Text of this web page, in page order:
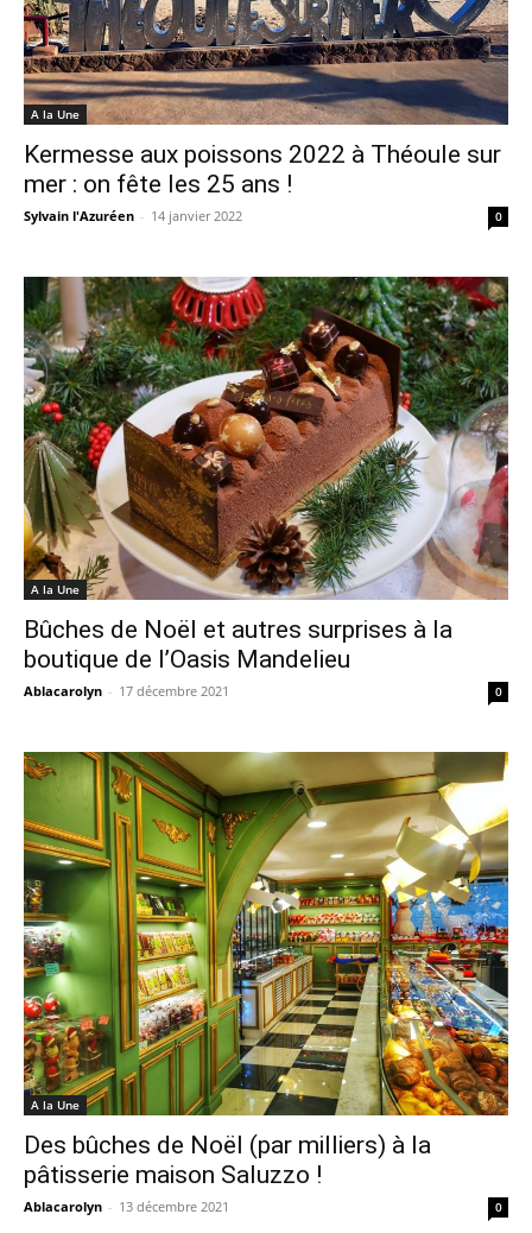
A la Une
Kermesse aux poissons 2022 à Théoule sur
mer : on fête les 25 ans !
Sylvain l'Azuréen - 14 janvier 2022 0
A la Une
Bûches de Noël et autres surprises à la
boutique de l’Oasis Mandelieu
Ablacarolyn - 17 décembre 2021 0
A la Une
Des bûches de Noël (par milliers) à la
pâtisserie maison Saluzzo !
Ablacarolyn - 13 décembre 2021 0